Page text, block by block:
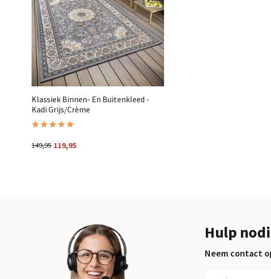
Klassiek Binnen- En Buitenkleed -
Kadi Grijs/Crème
149,95 119,95
Hulp
Neem contact